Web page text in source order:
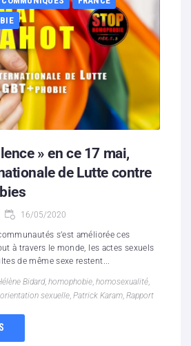
» en ce 17 mai,
de Lutte contre
16/05/2020
s’est améliorée ces
à travers le monde, les actes sexuels
de même sexe restent...
Bidard, homophobie, homosexualité,
orientation sexuelle, Patrick Karam, Rapport